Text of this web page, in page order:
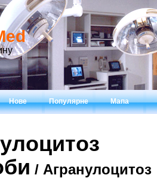
Нове Популярне Мапа
/ Агранулоцитоз